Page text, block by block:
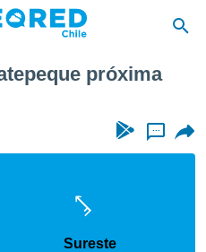
próxima
...
Sureste